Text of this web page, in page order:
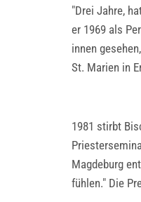
"Drei Jahre,
er 1969 als
innen
St. Marien in
1981 stirbt
Magdeburg
fühlen." Die